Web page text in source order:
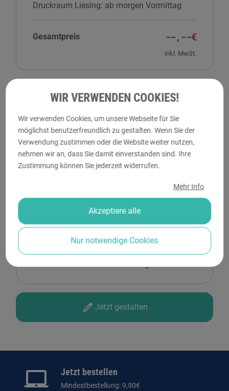
Druckraum Liesing: ab morgen Vormittag
Gesamtpreis --,--€
inkl. MwSt.
Noch keine finalen Druckdaten?
Schließen Sie Ihre Bestellung einfach ab und
erstellen Sie Ihr finales Design später bequem
in derBestellübersicht.
laden Sie keine Druckdaten hoch. Sobald Ihr
Design übermittelt wurde, können wir mit der
Klicken Sie dafür einfach auf „Jetzt
Jetzt gestalten
Jetzt bestellen
Mindestbestellung: 9,90€
WIR VERWENDEN COOKIES!
Wir verwenden Cookies, um unsere Webseite für Sie
möglichst benutzerfreundlich zu gestalten. Wenn Sie der
Verwendung zustimmen oder die Website weiter nutzen,
nehmen wir an, dass Sie damit einverstanden sind. Ihre
Zustimmung können Sie jederzeit widerrufen.
Mehr Info
Akzeptiere alle
Nur notwendige Cookies